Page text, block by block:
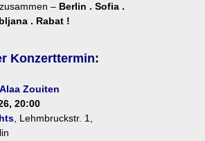
zusammen – Berlin . Sofia .
. Rabat !
Konzerttermin:
Alaa Zouiten
20:00
, Lehmbruckstr. 1,